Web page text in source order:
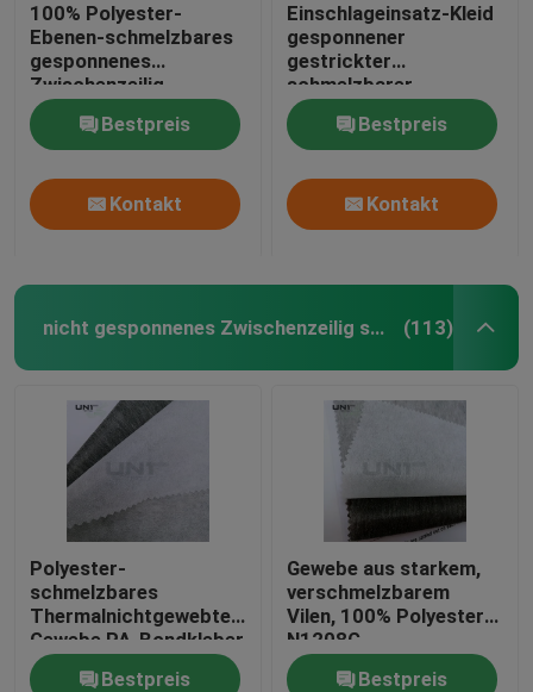
100% Polyester-
Ebenen-schmelzbares
gesponnenes
Zwischenzeilig
schreiben für Frauen-
Unterwäsche
Bestpreis
Kontakt
Einschlageinsatz-Kleid
gesponnener
gestrickter
schmelzbarer
zwischenzeilig
schreibender Kleber
Bestpreis
Kontakt
nicht gesponnenes Zwischenzeilig schreiben (113)
Polyester-
schmelzbares
Thermalnichtgewebter
Gewebe PA-Bondkleber
100%
Bestpreis
Gewebe aus starkem,
verschmelzbarem
Vilen, 100% Polyester
N1208G
Bestpreis